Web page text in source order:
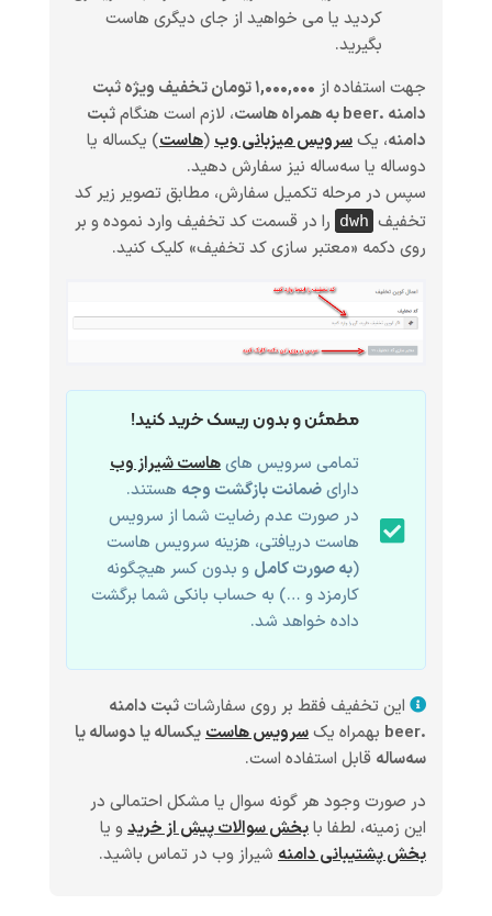
کردید یا می خواهید از جای دیگری هاست
بگیرید.
جهت استفاده از
۱,۰۰۰,۰۰۰ تومان تخفیف ویژه ثبت
دامنه .beer به همراه هاست
، لازم است هنگامثبت
دامنه، یکسرویس میزبانی وب(هاست) یکساله یا
دوساله یا سه‌ساله نیز سفارش دهید.
سپس در مرحله تکمیل سفارش، مطابق تصویر زیر کد
تخفیف dwh را در قسمت کد تخفیف وارد نموده و بر
روی دکمه «معتبر سازی کد تخفیف» کلیک کنید.
مطمئن و بدون ریسک خرید کنید!
تمامی سرویس هایهاست شیراز وب
دارایضمانت بازگشت وجه هستند.
در صورت عدم رضایت شما از سرویس
هاست دریافتی، هزینه سرویس هاست
(به صورت کامل و بدون کسر هیچگونه
کارمزد و …) به حساب بانکی شما برگشت
داده خواهد شد.
این تخفیف فقط بر روی سفارشاتثبت دامنه
.beer
بهمراه یکسرویس هاستیکساله یا دوساله یا
سه‌ساله قابل استفاده است.
در صورت وجود هر گونه سوال یا مشکل احتمالی در
این زمینه، لطفا بابخش سوالات پیش از خریدو یا
بخش پشتیبانی دامنه شیراز وب در تماس باشید.